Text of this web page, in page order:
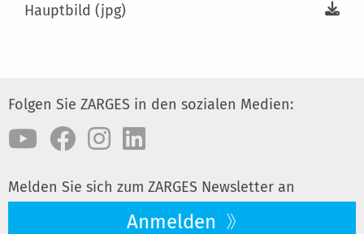
Hauptbild (jpg)
Folgen Sie ZARGES in den sozialen Medien:
Melden Sie sich zum ZARGES Newsletter an
Anmelden